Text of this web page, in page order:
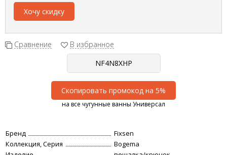
Хочу скидку
Сравнение В избранное
Скопировать промокод на 5%
на все чугунные ванны Универсал
Бренд
Fixsen
Коллекция, Серия
Bogema